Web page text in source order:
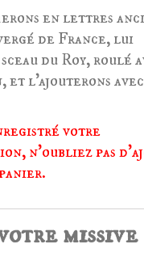
en lettres
de France, lui
du Roy, roulé
et l'ajouterons
votre
n'oubliez pas